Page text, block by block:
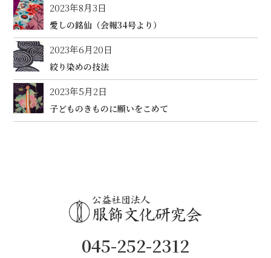
2023年8月3日
愛しの銘仙（会報34号より）
2023年6月20日
絞り染めの技法
2023年5月2日
子どものきものに願いをこめて
045-252-2312